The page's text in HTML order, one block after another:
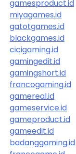
gamesproduct.id
miyagames.id
gatotgames.id
blackgames.id
cicigaming.id
gamingedit.id
gamingshort.id
francogaming.id
gamereal.id
gameservice.id
gameproduct.id
gameedit.id
badanggaming.id